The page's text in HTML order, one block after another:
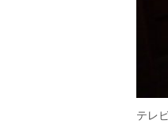
テレ